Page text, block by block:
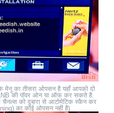
मेनू का तीसरा ओपसन है यहाँ आपको दो
की पॉवर ओन या ऑफ कर सकते है.
को दुबारा से आटोमेटिक स्कैन कर
का कोई ओपसन नहीं है)